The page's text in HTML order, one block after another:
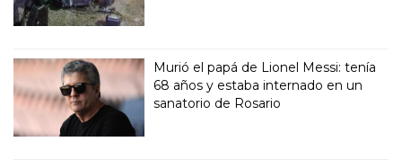
Murió el papá de Lionel Messi: tenía
68 años y estaba internado en un
sanatorio de Rosario